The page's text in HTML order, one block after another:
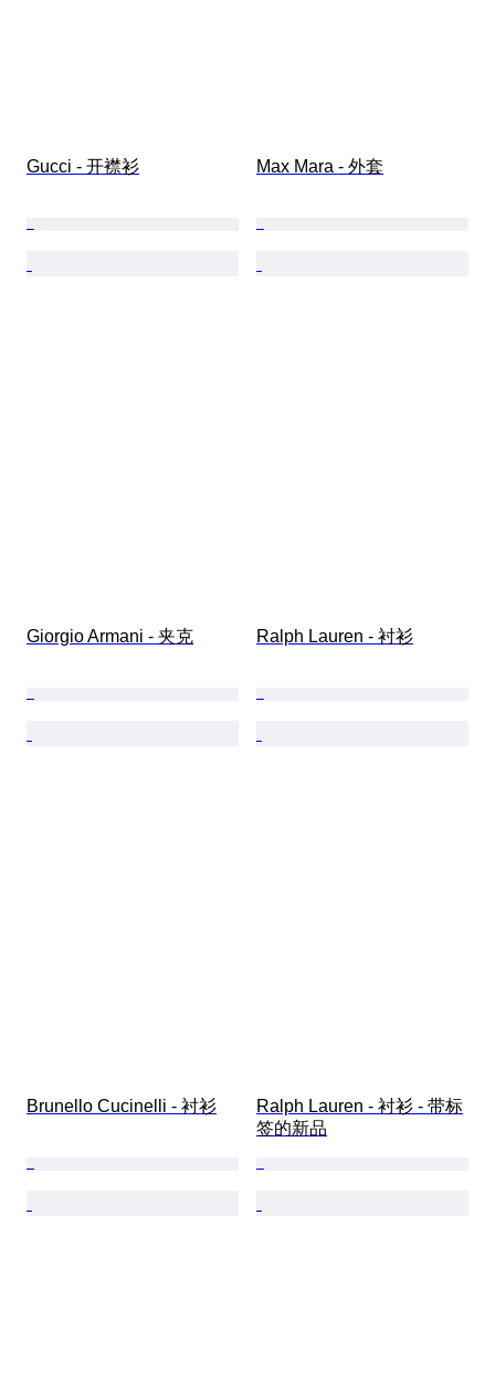
Gucci - 开襟衫 Max Mara - 外套
Giorgio Armani - 夹克 Ralph Lauren - 衬衫
Brunello Cucinelli - 衬衫
Ralph Lauren - 衬衫 - 带标
签的新品